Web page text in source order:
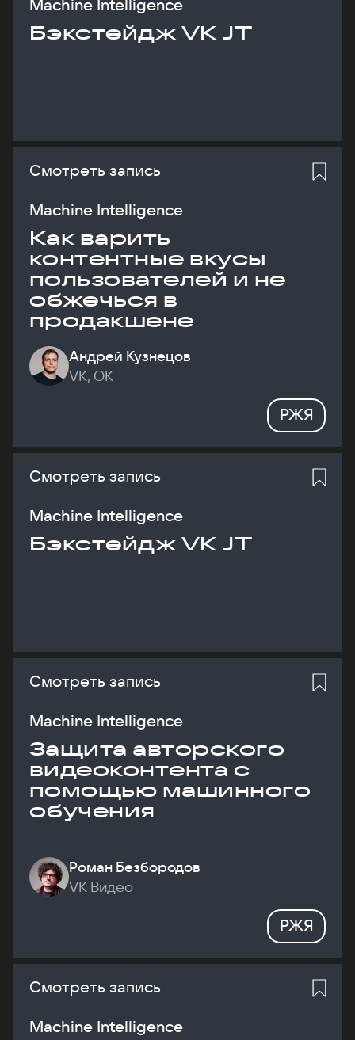
Machine Intelligence
Бэкстейдж VK JT
Смотреть запись
Machine Intelligence
Как варить
контентные вкусы
пользователей и не
обжечься в
продакшене
Андрей Кузнецов
VK, ОК
РЖЯ
Смотреть запись
Machine Intelligence
Бэкстейдж VK JT
Смотреть запись
Machine Intelligence
Защита авторского
видеоконтента с
помощью машинного
обучения
Роман Безбородов
VK Видео
РЖЯ
Смотреть запись
Machine Intelligence